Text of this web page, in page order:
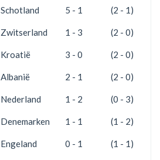
Schotland 5 - 1 (2 - 1)
Zwitserland 1 - 3 (2 - 0)
Kroatië 3 - 0 (2 - 0)
Albanië 2 - 1 (2 - 0)
Nederland 1 - 2 (0 - 3)
Denemarken 1 - 1 (1 - 2)
Engeland 0 - 1 (1 - 1)